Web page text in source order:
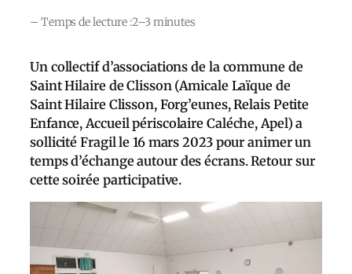
– Temps de lecture :2–3 minutes
Un collectif d’associations de la commune de
Saint Hilaire de Clisson (Amicale Laïque de
Saint Hilaire Clisson, Forg’eunes, Relais Petite
Enfance, Accueil périscolaire Caléche, Apel) a
sollicité Fragil le 16 mars 2023 pour animer un
temps d’échange autour des écrans. Retour sur
cette soirée participative.